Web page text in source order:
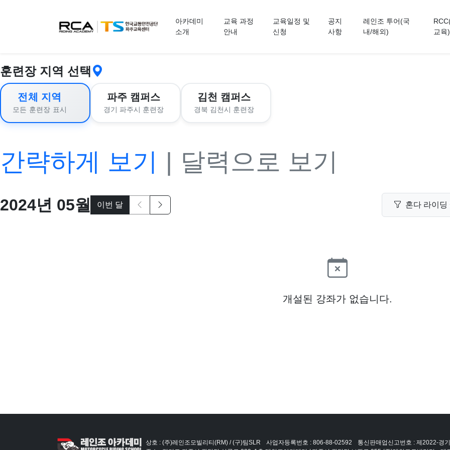
아카데미
소개
교육 과정
안내
교육일정 및
신청
공지
사항
레인조 투어(국
내/해외)
교육)
훈련장 지역 선택
전체 지역
모든 훈련장 표시
파주 캠퍼스
경기 파주시 훈련장
김천 캠퍼스
경북 김천시 훈련장
간략하게 보기 | 달력으로 보기
2024년 05월 이번 달 혼다 라이딩
개설된 강좌가 없습니다.
상호 : (주)레인조모빌리티(RM) / (구)팀SLR 사업자등록번호 : 806-88-02592 통신판매업신고번호 : 제2022-경